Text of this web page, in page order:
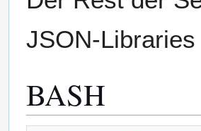
JSON-
BASH